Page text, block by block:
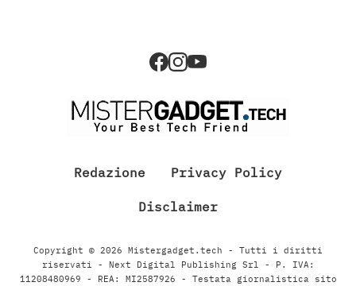
Redazione Privacy Policy
Disclaimer
Copyright © 2026 Mistergadget.tech - Tutti i diritti
riservati - Next Digital Publishing Srl - P. IVA:
11208480969 - REA: MI2587926 - Testata giornalistica sito